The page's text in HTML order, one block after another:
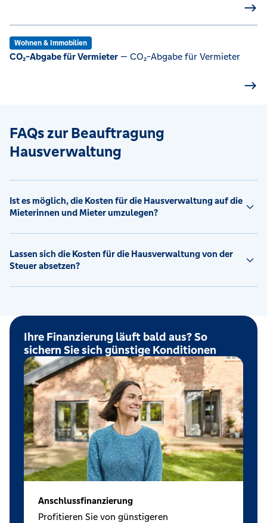
Wohnen & Immobilien
CO₂-Abgabe für Vermieter — CO₂-Abgabe für Vermieter
FAQs zur Beauftragung
Hausverwaltung
Ist es möglich, die Kosten für die Hausverwaltung auf die
Mieterinnen und Mieter umzulegen?
Lassen sich die Kosten für die Hausverwaltung von der
Steuer absetzen?
Ihre Finanzierung läuft bald aus? So
sichern Sie sich günstige Konditionen
Anschlussfinanzierung
Profitieren Sie von günstigeren